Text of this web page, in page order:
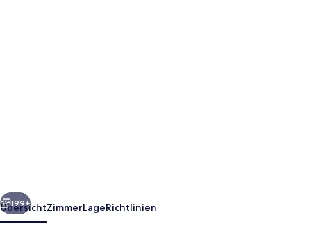
Weiter
199+
ÜbersichtZimmerLageRichtlinien